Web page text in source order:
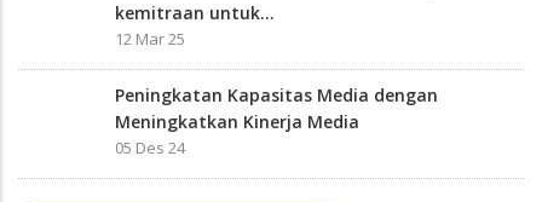
kemitraan untuk...
12 Mar 25
Peningkatan Kapasitas Media dengan
Meningkatkan Kinerja Media
05 Des 24